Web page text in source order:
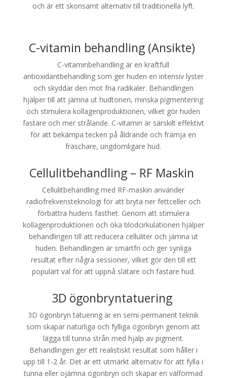
och är ett skonsamt alternativ till traditionella lyft.
C-vitamin behandling (Ansikte)
C-vitaminbehandling är en kraftfull
antioxidantbehandling som ger huden en intensiv lyster
och skyddar den mot fria radikaler. Behandlingen
hjälper till att jämna ut hudtonen, minska pigmentering
och stimulera kollagenproduktionen, vilket gör huden
fastare och mer strålande. C-vitamin är särskilt effektivt
för att bekämpa tecken på åldrande och främja en
fräschare, ungdomligare hud.
Cellulitbehandling – RF Maskin
Cellulitbehandling med RF-maskin använder
radiofrekvensteknologi för att bryta ner fettceller och
förbättra hudens fasthet. Genom att stimulera
kollagenproduktionen och öka blodcirkulationen hjälper
behandlingen till att reducera celluliter och jämna ut
huden. Behandlingen är smärtfri och ger synliga
resultat efter några sessioner, vilket gör den till ett
populärt val för att uppnå slätare och fastare hud.
3D ögonbryntatuering
3D ögonbryn tatuering är en semi-permanent teknik
som skapar naturliga och fylliga ögonbryn genom att
lägga till tunna strån med hjälp av pigment.
Behandlingen ger ett realistiskt resultat som håller i
upp till 1-2 år. Det är ett utmärkt alternativ för att fylla i
tunna eller ojämna ögonbryn och skapar en välformad